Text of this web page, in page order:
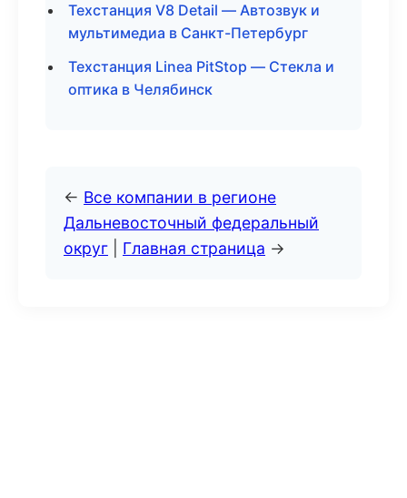
Техстанция V8 Detail — Автозвук и
мультимедиа в Санкт-Петербург
Техстанция Linea PitStop — Стекла и
оптика в Челябинск
← Все компании в регионе
Дальневосточный федеральный
округ
Главная страница →